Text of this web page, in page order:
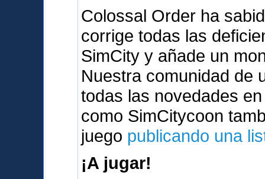
Colossal Order ha
corrige todas las
SimCity y añade un
Nuestra comunidad de
todas las novedades
como SimCitycoon
juego publicando una
¡A jugar!